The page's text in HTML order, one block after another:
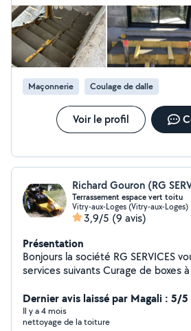
Maçonnerie Coulage de dalle
Voir le profil
Richard Gouron (RG
Terrassement espace vert toitu
Vitry-aux-Loges (Vitry-aux-Loges)
3,9/5 (9 avis)
Présentation
Bonjours la société RG SERVICES
services suivants Curage de boxes à chevaux pro et
haies Pose de clôture .Dessouchages Terrassement
Dernier avis laissé par Magali : 5/5
Il y a 4 mois
nettoyage de la toiture